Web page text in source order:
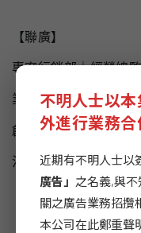
【聯廣】
專案行銷部｜經營總
業務二部｜業務執行
創意一部｜副創意總監
法務部｜主任許薇珊
【聯眾】
不明人士以
外進行業務合
近期有不明人士以
廣告」 之名義,與
關之廣告業務招攬
本公司在此鄭重聲